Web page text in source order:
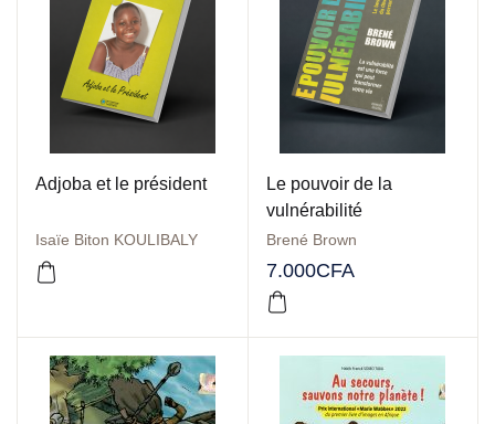
Adjoba et le président
Isaïe Biton KOULIBALY
Le pouvoir de la
vulnérabilité
Brené Brown
7.000CFA